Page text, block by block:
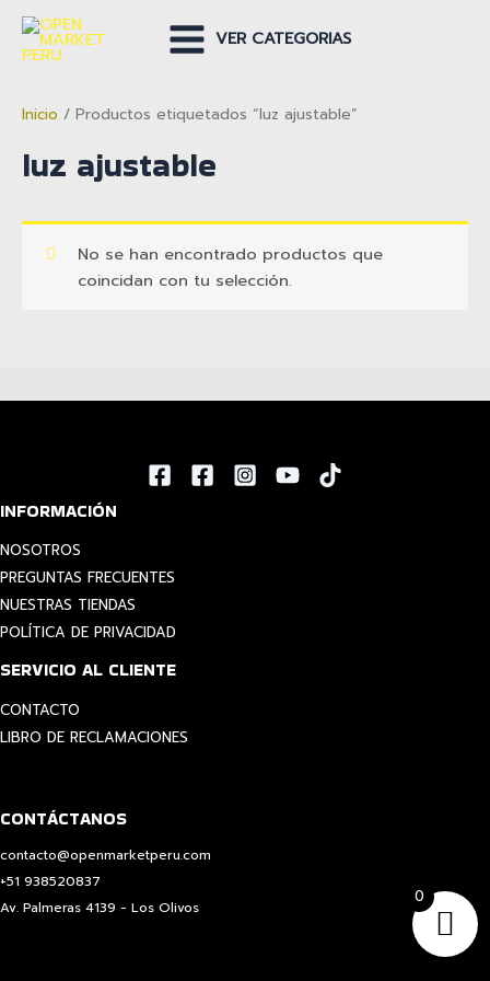
contenido
Main
VER CATEGORIAS
Inicio / Productos etiquetados “luz ajustable”
luz ajustable
No se han encontrado productos que
coincidan con tu selección.
INFORMACIÓN
NOSOTROS
PREGUNTAS FRECUENTES
NUESTRAS TIENDAS
POLÍTICA DE PRIVACIDAD
SERVICIO AL CLIENTE
CONTACTO
LIBRO DE RECLAMACIONES
CONTÁCTANOS
contacto@openmarketperu.com
+51 938520837
Av. Palmeras 4139 - Los Olivos
0